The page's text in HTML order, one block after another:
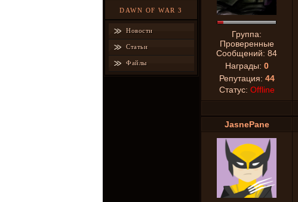
DAWN OF WAR 3
Новости
Статьи
Файлы
Группа:
Проверенные
Сообщений: 84
Награды: 0
Репутация: 44
Статус: Offline
JasnePane